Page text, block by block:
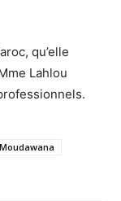
qu’elle
Lahlou
Moudawana